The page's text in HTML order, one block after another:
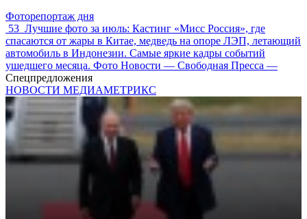
Фоторепортаж дня
53 Лучшие фото за июль: Кастинг «Мисс Россия», где
спасаются от жары в Китае, медведь на опоре ЛЭП, летающий
автомобиль в Индонезии. Самые яркие кадры событий
ушедшего месяца. Фото Новости — Свободная Пресса —
Спецпредложения
НОВОСТИ МЕДИАМЕТРИКС